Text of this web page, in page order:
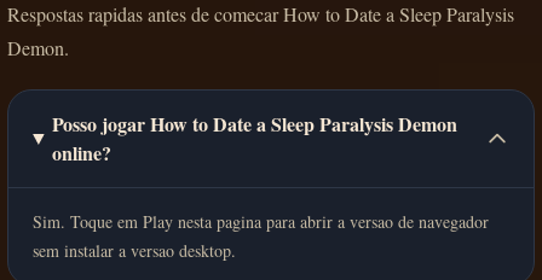
Respostas rapidas antes de comecar How to Date a Sleep Paralysis
Demon.
Posso jogar How to Date a Sleep Paralysis Demon
online?
Sim. Toque em Play nesta pagina para abrir a versao de navegador
sem instalar a versao desktop.